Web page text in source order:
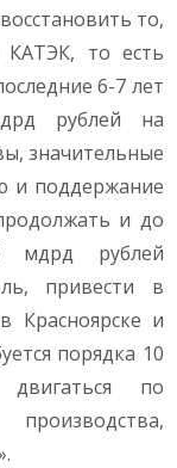
то,
КАТЭК, то есть
6-7 лет
рублей на
значительные
и поддержание
и до
мдрд рублей
привести в
Красноярске и
порядка 10
по